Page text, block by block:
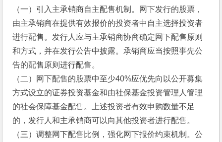
（一）引入主承销商自主配售机制。网下发行的股票，
由主承销商在提供有效报价的投资者中自主选择投资者
进行配售。发行人应与主承销商协商确定网下配售原则
和方式，并在发行公告中披露。承销商应当按照事先公
告的配售原则进行配售。
（二）网下配售的股票中至少40%应优先向以公开募集
方式设立的证券投资基金和由社保基金投资管理人管理
的社会保障基金配售。上述投资者有效申购数量不足
的，发行人和主承销商可以向其他投资者进行配售。
（三）调整网下配售比例，强化网下报价约束机制。公